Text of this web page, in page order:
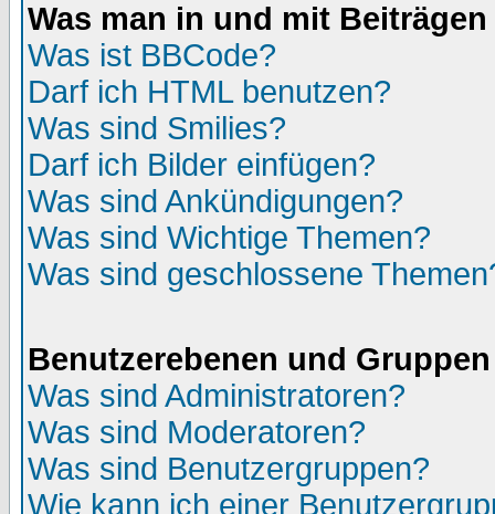
Was man in und mit
Was ist BBCode?
Darf ich HTML benutzen?
Was sind Smilies?
Darf ich Bilder einfügen?
Was sind Ankündigungen?
Was sind Wichtige Themen?
Was sind geschlossene
Benutzerebenen und Gruppen
Was sind Administratoren?
Was sind Moderatoren?
Was sind Benutzergruppen?
Wie kann ich einer